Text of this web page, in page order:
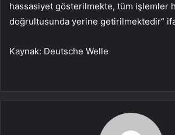
hassasiyet gösterilmekte, tüm işlemler
doğrultusunda yerine getirilmektedir”
Kaynak: Deutsche Welle